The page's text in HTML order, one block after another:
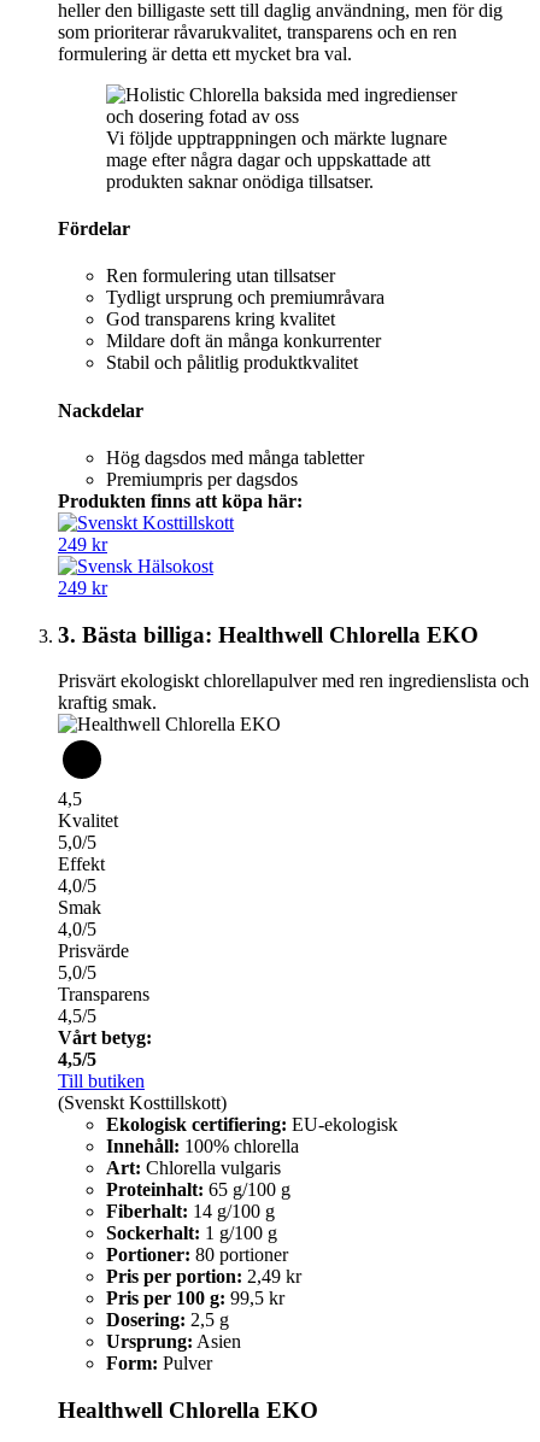
heller den billigaste sett till daglig användning, men för dig
som prioriterar råvarukvalitet, transparens och en ren
formulering är detta ett mycket bra val.
Vi följde upptrappningen och märkte lugnare
mage efter några dagar och uppskattade att
produkten saknar onödiga tillsatser.
Fördelar
Ren formulering utan tillsatser
Tydligt ursprung och premiumråvara
God transparens kring kvalitet
Mildare doft än många konkurrenter
Stabil och pålitlig produktkvalitet
Nackdelar
Hög dagsdos med många tabletter
Premiumpris per dagsdos
Produkten finns att köpa här:
249 kr
249 kr
3. Bästa billiga: Healthwell Chlorella EKO
Prisvärt ekologiskt chlorellapulver med ren ingredienslista och
kraftig smak.
4,5
Kvalitet
5,0/5
Effekt
4,0/5
Smak
4,0/5
Prisvärde
5,0/5
Transparens
4,5/5
Vårt betyg:
4,5/5
Till butiken
(Svenskt Kosttillskott)
Ekologisk certifiering: EU-ekologisk
Innehåll: 100% chlorella
Art: Chlorella vulgaris
Proteinhalt: 65 g/100 g
Fiberhalt: 14 g/100 g
Sockerhalt: 1 g/100 g
Portioner: 80 portioner
Pris per portion: 2,49 kr
Pris per 100 g: 99,5 kr
Dosering: 2,5 g
Ursprung: Asien
Form: Pulver
Healthwell Chlorella EKO